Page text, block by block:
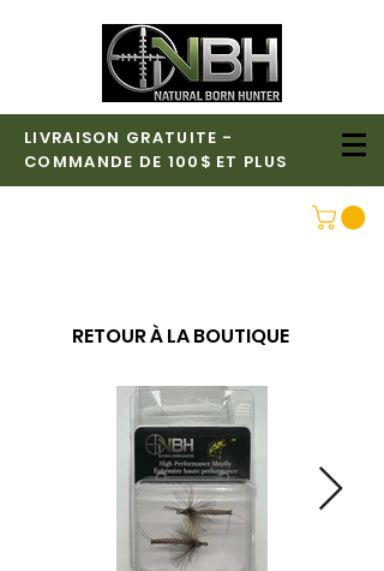
LIVRAISON GRATUITE -
COMMANDE DE 100$ ET PLUS
RETOUR À LA BOUTIQUE